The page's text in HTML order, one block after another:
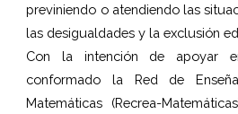
previniendo o atendiendo las
las desigualdades y la exclusión
Con la intención de apoyar
conformado la Red de
Matemáticas (Recrea-